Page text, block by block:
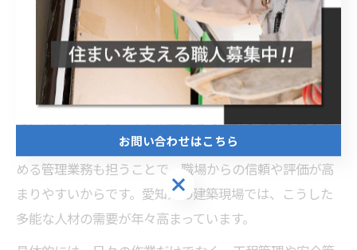
スについて質問することが失敗防止につながります。
施工管理と左官のスキルを活かせる働き方とは
施工管理と左官の両方のスキルを活かせる働き方とし
て、現場のリーダーや多能工として活躍する道がありま
す。これは、実際の作業もこなしつつ、現場全体をまと
める管理業務も担うことで、職場からの信頼や評価が高
まりやすいからです。愛知県の建築現場では、こうした
多能な人材の需要が年々高まっています。
お問い合わせはこちら
お問い合わせはこちら